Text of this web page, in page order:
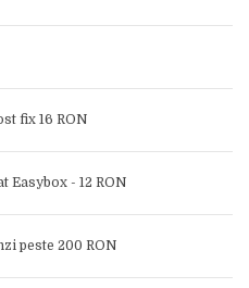
fix 16 RON
Easybox - 12 RON
peste 200 RON